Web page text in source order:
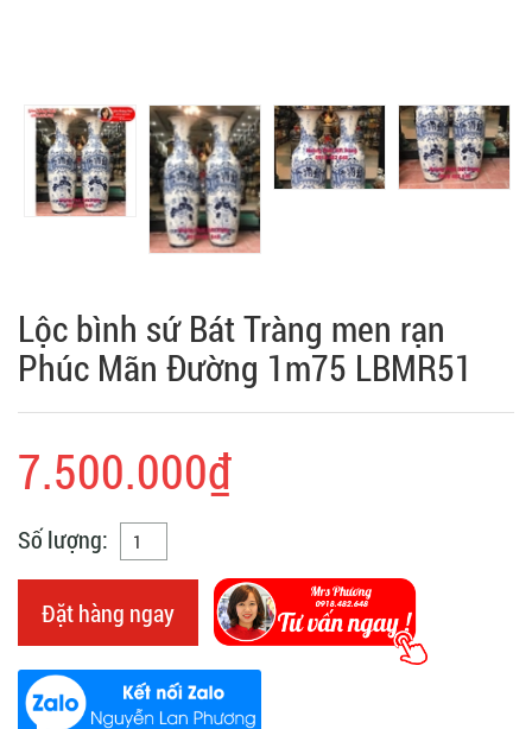
Lộc bình sứ Bát Tràng men rạn
Phúc Mãn Đường 1m75 LBMR51
7.500.000₫
Số lượng:
Đặt hàng ngay